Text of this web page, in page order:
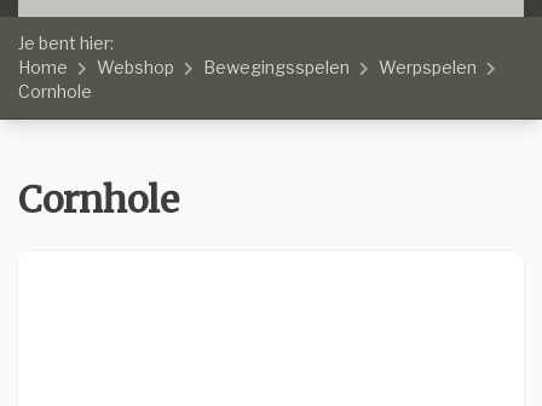
Je bent hier:
Home
Webshop Bewegingsspelen
Werpspelen
Cornhole
Cornhole